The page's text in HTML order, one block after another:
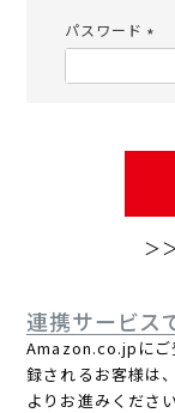
パスワード
須)
＞
連携サービス
Amazon.co.jpにご
録されるお客様は
よりお進みください